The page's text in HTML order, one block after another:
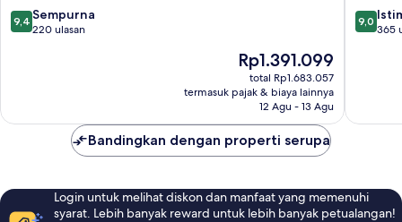
9.4
dari
9,4 Sempurna
220 ulasan
Harga
sekarang
Rp1.391.099
Rp1.391.099
total Rp1.683.057
termasuk pajak & biaya lainnya
12 Agu - 13 Agu
9.0
dari
9,0
365
Bandingkan dengan properti serupa
Login untuk melihat diskon dan manfaat yang memenuhi
syarat. Lebih banyak reward untuk lebih banyak petualangan!